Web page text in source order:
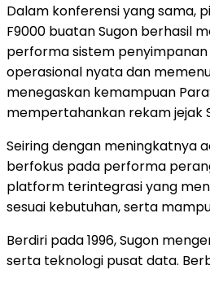
Dalam konferensi yang sama,
F9000 buatan Sugon berhasil
performa sistem penyimpanan
operasional nyata dan
menegaskan kemampuan
mempertahankan rekam jejak
Seiring dengan meningkatnya
berfokus pada performa
platform terintegrasi yang
sesuai kebutuhan, serta
Berdiri pada 1996, Sugon
serta teknologi pusat data.